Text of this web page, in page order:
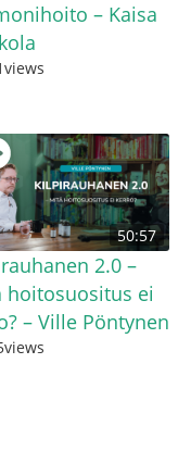
– Kaisa
views
50:57
2.0 –
hoitosuositus ei
– Ville Pöntynen
views